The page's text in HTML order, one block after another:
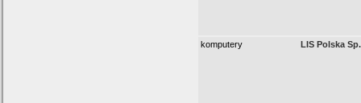
komputery LIS Polska